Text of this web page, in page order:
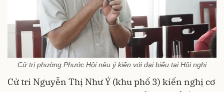
Cử tri phường Phước Hội nêu ý kiến với đại biểu tại Hội nghị
Cử tri Nguyễn Thị Như Ý (khu phố 3) kiến nghị cơ